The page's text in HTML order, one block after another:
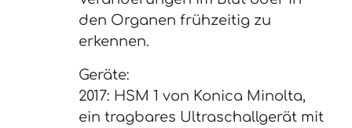
den Organen frühzeitig zu
erkennen.
Geräte:
2017: HSM 1 von Konica Minolta,
ein tragbares Ultraschallgerät mit